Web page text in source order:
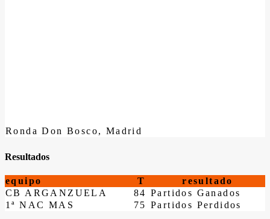
Ronda Don Bosco, Madrid
Resultados
equipo T
resultado
CB ARGANZUELA
84 Partidos Ganados
1ª NAC MAS
75 Partidos Perdidos